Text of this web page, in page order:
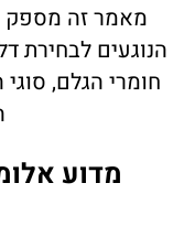
חלונות קיפ
חלונות דריי קיפ
צרו קשר
אדריכלים
מאמר זה מספק
הנוגעים לבחירת
חומרי הגלם,
מדוע